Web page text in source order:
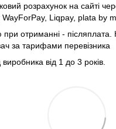
розрахунок на сайті
WayForPay, Liqpay, plata by
при отриманні - післяплата.
за тарифами перевізника
виробника від 1 до 3 років.